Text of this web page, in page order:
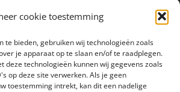
cookie toestemming
te bieden, gebruiken wij technologieën zoals
je apparaat op te slaan en/of te raadplegen.
deze technologieën kunnen wij gegevens zoals
op deze site verwerken. Als je geen
toestemming intrekt, kan dit een nadelige